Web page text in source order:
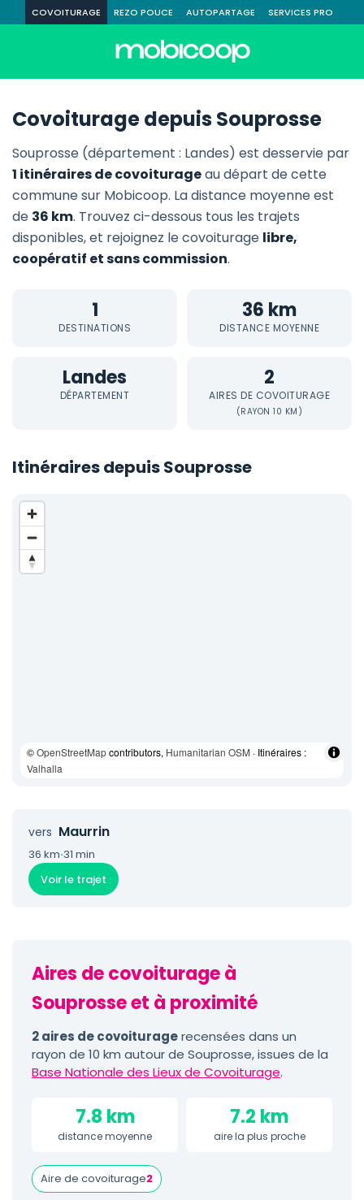
COVOITURAGE REZO POUCE AUTOPARTAGE SERVICES PRO
Covoiturage depuis Souprosse
Souprosse (département : Landes) est desservie par
1 itinéraires de covoiturageau départ de cette
commune sur Mobicoop. La distance moyenne est
de 36 km. Trouvez ci-dessous tous les trajets
disponibles, et rejoignez le covoiturage libre,
coopératif et sans commission.
1
DESTINATIONS
36 km
DISTANCE MOYENNE
Landes
DÉPARTEMENT
2
AIRES DE COVOITURAGE
(RAYON 10 KM)
Itinéraires depuis Souprosse
©OpenStreetMapcontributors, Humanitarian OSM · Itinéraires :
Valhalla
vers Maurrin
36 km·31 min
Voir le trajet
Aires de covoiturage à
Souprosse et à proximité
2 aires de covoituragerecensées dans un
rayon de 10 km autour de Souprosse, issues de la
Base Nationale des Lieux de Covoiturage.
7.8 km
distance moyenne
7.2 km
aire la plus proche
Aire de covoiturage2